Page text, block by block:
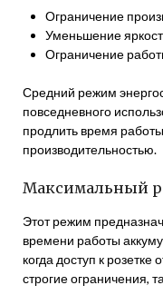
Ограничение
Уменьшение
Ограничение
Средний режим
повседневного
продлить время
производительностью.
Максимальный
Этот режим
времени работы
когда доступ к розетке
строгие ограничения,